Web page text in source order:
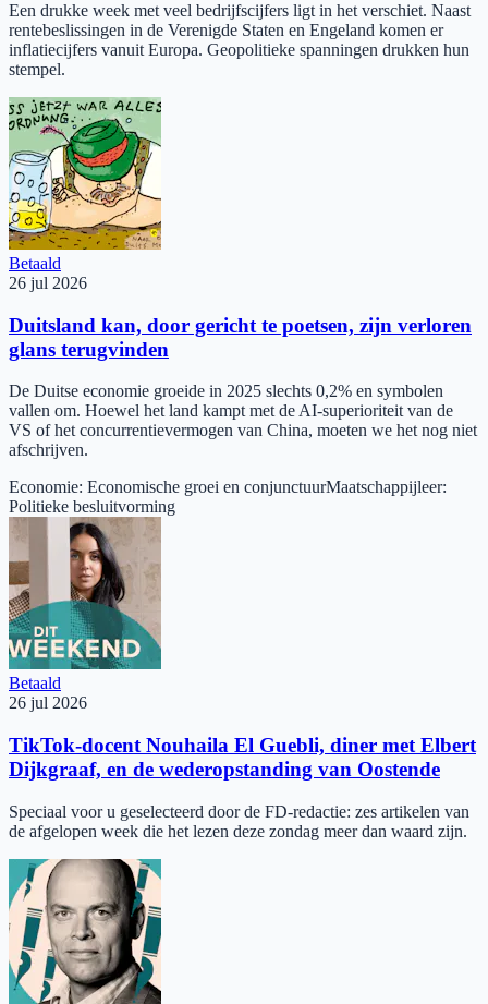
Een drukke week met veel bedrijfscijfers ligt in het verschiet. Naast
rentebeslissingen in de Verenigde Staten en Engeland komen er
inflatiecijfers vanuit Europa. Geopolitieke spanningen drukken hun
stempel.
Betaald
26 jul 2026
Duitsland kan, door gericht te poetsen, zijn verloren
glans terugvinden
De Duitse economie groeide in 2025 slechts 0,2% en symbolen
vallen om. Hoewel het land kampt met de AI-superioriteit van de
VS of het concurrentievermogen van China, moeten we het nog niet
afschrijven.
Economie: Economische groei en conjunctuurMaatschappijleer:
Politieke besluitvorming
Betaald
26 jul 2026
TikTok-docent Nouhaila El Guebli, diner met Elbert
Dijkgraaf, en de weder­opstanding van Oostende
Speciaal voor u geselecteerd door de FD-redactie: zes artikelen van
de afgelopen week die het lezen deze zondag meer dan waard zijn.